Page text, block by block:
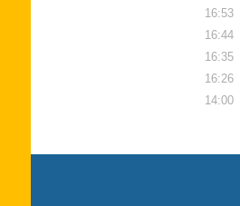
16:53
16:44
16:35
16:26
14:00